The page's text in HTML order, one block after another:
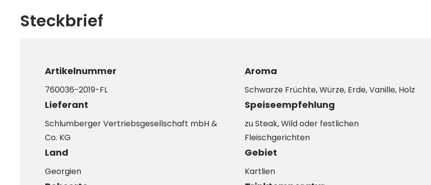
Steckbrief
Artikelnummer
760036-2019-FL
Aroma
Schwarze Früchte, Würze, Erde, Vanille, Holz
Lieferant
Schlumberger Vertriebsgesellschaft mbH &
Co. KG
Speiseempfehlung
zu Steak, Wild oder festlichen
Fleischgerichten
Land
Georgien
Gebiet
Kartlien